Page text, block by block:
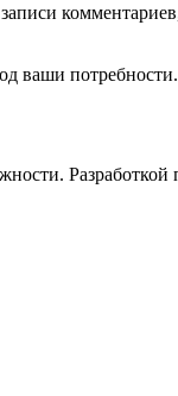
ваши потребности.